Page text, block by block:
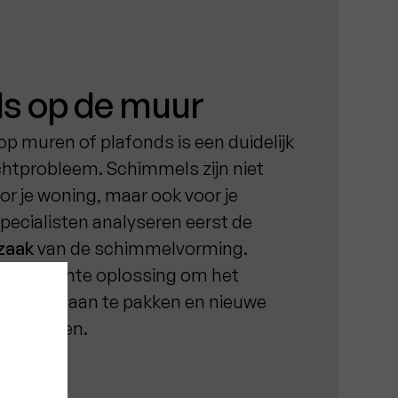
op de muur
muren of plafonds is een duidelijk
Schimmels zijn niet
je woning, maar ook voor je
analyseren eerst de
van de schimmelvorming.
gerichte oplossing om het
aan te pakken en nieuwe